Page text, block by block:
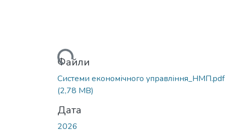
Вантажиться...
Файли
Системи економічного управління_НМП.pdf
(2,78 MB)
Дата
2026